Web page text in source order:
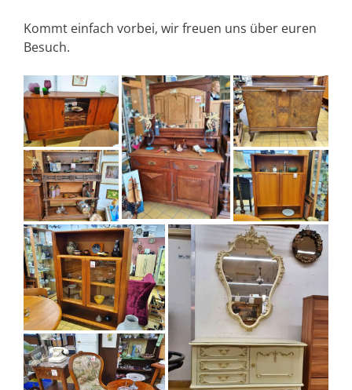
Kommt einfach vorbei, wir freuen uns über euren
Besuch.